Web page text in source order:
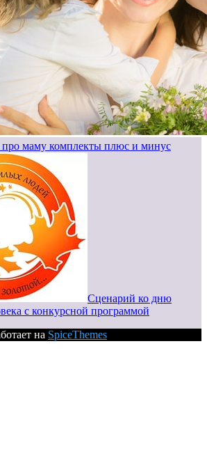
про маму комплекты плюс и минус
Сценарий ко дню
с конкурсной программой
на SpiceThemes